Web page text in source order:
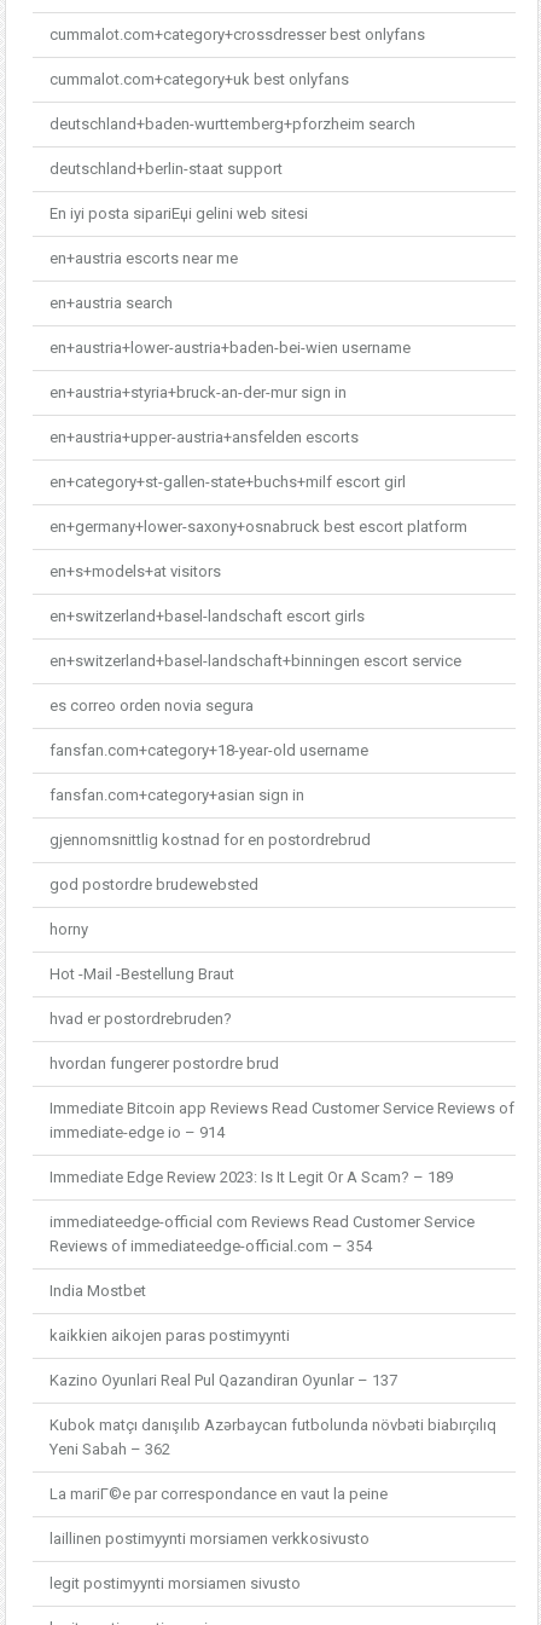
cummalot.com+category+crossdresser best onlyfans
cummalot.com+category+uk best onlyfans
deutschland+baden-wurttemberg+pforzheim search
deutschland+berlin-staat support
En iyi posta sipariЕџi gelini web sitesi
en+austria escorts near me
en+austria search
en+austria+lower-austria+baden-bei-wien username
en+austria+styria+bruck-an-der-mur sign in
en+austria+upper-austria+ansfelden escorts
en+category+st-gallen-state+buchs+milf escort girl
en+germany+lower-saxony+osnabruck best escort platform
en+s+models+at visitors
en+switzerland+basel-landschaft escort girls
en+switzerland+basel-landschaft+binningen escort service
es correo orden novia segura
fansfan.com+category+18-year-old username
fansfan.com+category+asian sign in
gjennomsnittlig kostnad for en postordrebrud
god postordre brudewebsted
horny
Hot -Mail -Bestellung Braut
hvad er postordrebruden?
hvordan fungerer postordre brud
Immediate Bitcoin app Reviews Read Customer Service Reviews of
immediate-edge io – 914
Immediate Edge Review 2023: Is It Legit Or A Scam? – 189
immediateedge-official com Reviews Read Customer Service
Reviews of immediateedge-official.com – 354
India Mostbet
kaikkien aikojen paras postimyynti
Kazino Oyunlari Real Pul Qazandiran Oyunlar – 137
Kubok matçı danışılıb Azərbaycan futbolunda növbəti biabırçılıq
Yeni Sabah – 362
La mariГ©e par correspondance en vaut la peine
laillinen postimyynti morsiamen verkkosivusto
legit postimyynti morsiamen sivusto